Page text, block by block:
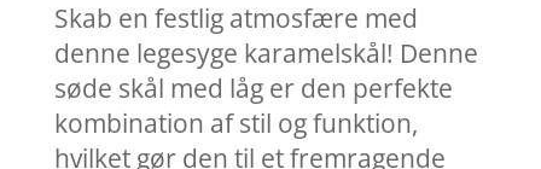
Skab en festlig atmosfære med
denne legesyge karamelskål! Denne
søde skål med låg er den perfekte
kombination af stil og funktion,
hvilket gør den til et fremragende